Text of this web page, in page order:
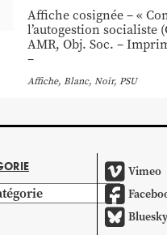
Affiche cosignée – «
l’autogestion socialiste
AMR, Obj. Soc. –
–
Affiche, Blanc, Noir, PSU
Vimeo
Bluesky